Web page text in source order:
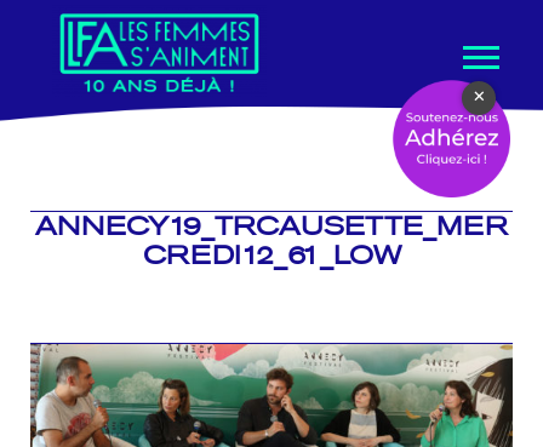
contenu
ANNECY19_TRCAUSETTE_MER
CREDI12_61_LOW
×